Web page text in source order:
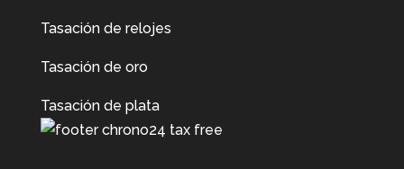
Tasación de relojes
Tasación de oro
Tasación de plata